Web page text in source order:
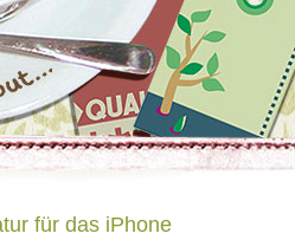
für das iPhone